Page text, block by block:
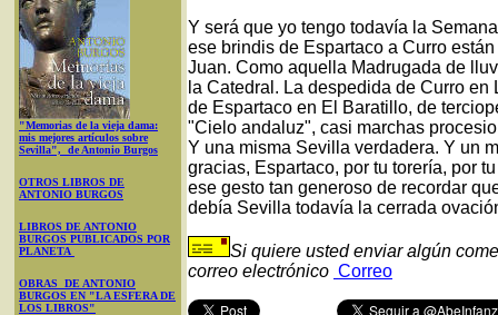
"Memorias de la vieja dama:
mis mejores artículos sobre
Sevilla", de Antonio Burgos
OTROS LIBROS DE
ANTONIO BURGOS
LIBROS DE ANTONIO
BURGOS PUBLICADOS POR
PLANETA
OBRAS DE ANTONIO
BURGOS EN "LA ESFERA DE
LOS LIBROS"
Y será que yo tengo todavía la
ese brindis de Espartaco a Curro
Juan. Como aquella Madrugada de
la Catedral. La despedida de Curro
de Espartaco en El Baratillo, de
"Cielo andaluz", casi marchas
Y una misma Sevilla verdadera. Y un
gracias, Espartaco, por tu torería, por
ese gesto tan generoso de recordar
debía Sevilla todavía la cerrada
Si quiere usted enviar algún
correo electrónico Correo